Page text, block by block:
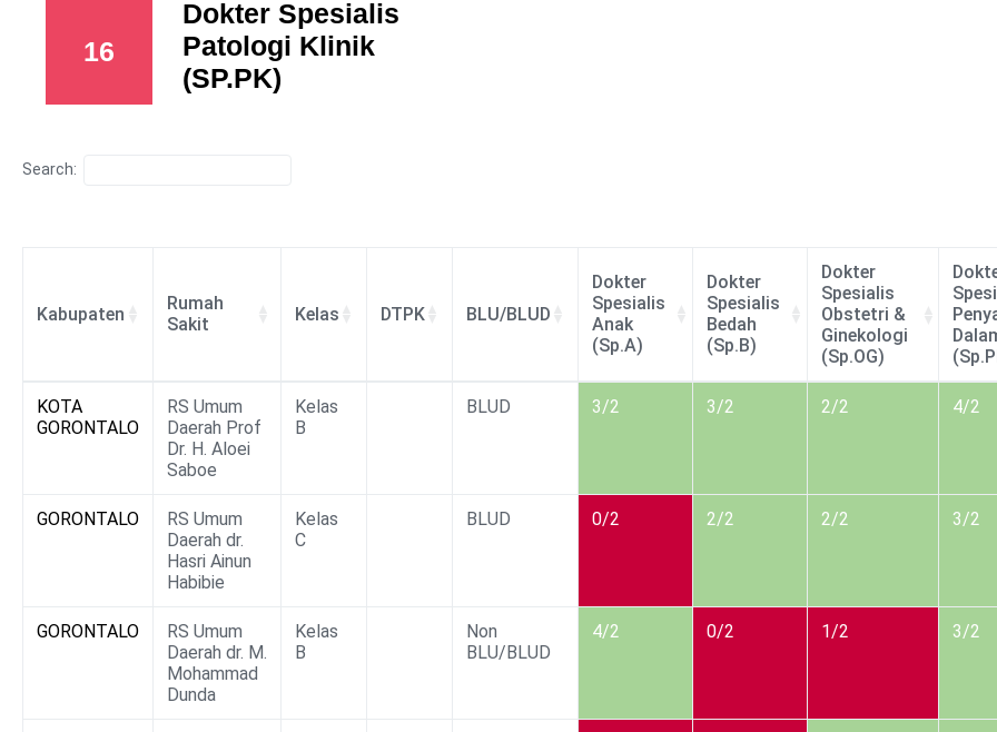
16
Dokter Spesialis
Patologi Klinik
(SP.PK)
Search:
Kabupaten
Rumah
Sakit
Kelas DTPK BLU/BLUD
Dokter
Spesialis
Anak
(Sp.A)
Dokter
Spesialis
Bedah
(Sp.B)
Dokter
Spesialis
Obstetri &
Ginekologi
(Sp.OG)
Kabupaten
Sakit
Kelas BLU/BLUD
Spesialis
Spesialis
Spesialis
KOTA
GORONTALO
RS Umum
Daerah Prof
Dr. H. Aloei
Saboe
Kelas
B
BLUD 3/2 3/2 2/2 4/2
GORONTALO
RS Umum
Daerah dr.
Hasri Ainun
Habibie
Kelas
C
BLUD 0/2 2/2 2/2 3/2
GORONTALO
RS Umum
Daerah dr. M.
Mohammad
Dunda
Kelas
B
Non
BLU/BLUD
4/2 0/2 1/2 3/2